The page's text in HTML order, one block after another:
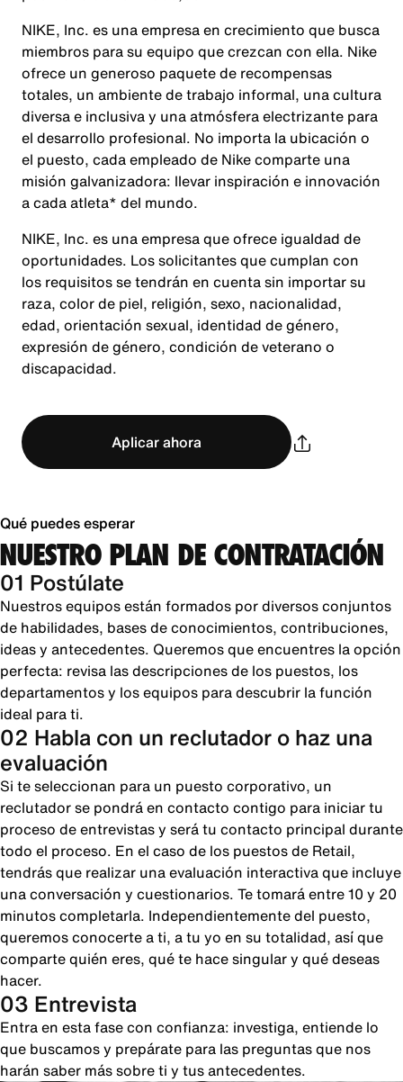
NIKE, Inc. es una empresa en crecimiento que busca
miembros para su equipo que crezcan con ella. Nike
ofrece un generoso paquete de recompensas
totales, un ambiente de trabajo informal, una cultura
diversa e inclusiva y una atmósfera electrizante para
el desarrollo profesional. No importa la ubicación o
el puesto, cada empleado de Nike comparte una
misión galvanizadora: llevar inspiración e innovación
a cada atleta* del mundo.
NIKE, Inc. es una empresa que ofrece igualdad de
oportunidades. Los solicitantes que cumplan con
los requisitos se tendrán en cuenta sin importar su
raza, color de piel, religión, sexo, nacionalidad,
edad, orientación sexual, identidad de género,
expresión de género, condición de veterano o
discapacidad.
Aplicar ahora
Qué puedes esperar
NUESTRO PLAN DE CONTRATACIÓN
01 Postúlate
Nuestros equipos están formados por diversos conjuntos
de habilidades, bases de conocimientos, contribuciones,
ideas y antecedentes. Queremos que encuentres la opción
perfecta: revisa las descripciones de los puestos, los
departamentos y los equipos para descubrir la función
ideal para ti.
02 Habla con un reclutador o haz una
evaluación
Si te seleccionan para un puesto corporativo, un
reclutador se pondrá en contacto contigo para iniciar tu
proceso de entrevistas y será tu contacto principal durante
todo el proceso. En el caso de los puestos de Retail,
tendrás que realizar una evaluación interactiva que incluye
una conversación y cuestionarios. Te tomará entre 10 y 20
minutos completarla. Independientemente del puesto,
queremos conocerte a ti, a tu yo en su totalidad, así que
comparte quién eres, qué te hace singular y qué deseas
hacer.
03 Entrevista
Entra en esta fase con confianza: investiga, entiende lo
que buscamos y prepárate para las preguntas que nos
harán saber más sobre ti y tus antecedentes.